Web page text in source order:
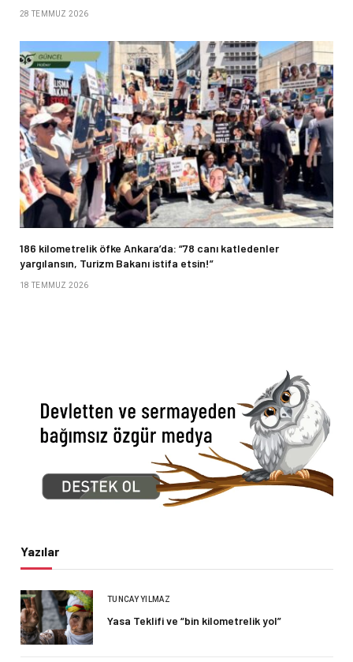
28 TEMMUZ 2026
186 kilometrelik öfke Ankara’da: “78 canı katledenler
yargılansın, Turizm Bakanı istifa etsin!”
18 TEMMUZ 2026
Yazılar
TUNCAY YILMAZ
Yasa Teklifi ve “bin kilometrelik yol”